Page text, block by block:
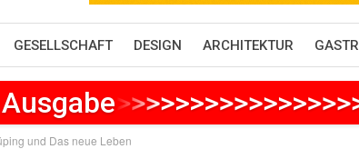
GESELLSCHAFT DESIGN ARCHITEKTUR
>>>>>>>>>>>>>>>>
und Das neue Leben